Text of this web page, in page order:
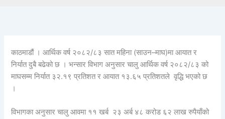
काठमाडौं । आर्थिक वर्ष २०८२/८३ सात महिना (साउन–माघ)मा आयात र
निर्यात दुबै बढेको छ । भन्सार विभाग अनुसार चालु आर्थिक वर्ष २०८२/८३ को
माघसम्म निर्यात ३२.१९ प्रतिशत र आयात १३.६५ प्रतिशतले वृद्धि भएको छ
।
विभागका अनुसार चालु आवमा ११ खर्ब २३ अर्ब ४८ करोड ६२ लाख रुपैयाँको